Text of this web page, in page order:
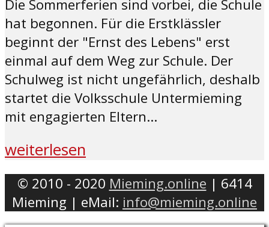
Die Sommerferien sind vorbei, die Schule
hat begonnen. Für die Erstklässler
beginnt der "Ernst des Lebens" erst
einmal auf dem Weg zur Schule. Der
Schulweg ist nicht ungefährlich, deshalb
startet die Volksschule Untermieming
mit engagierten Eltern...
weiterlesen
© 2010 - 2020 Mieming.online | 6414
Mieming | eMail: info@mieming.online